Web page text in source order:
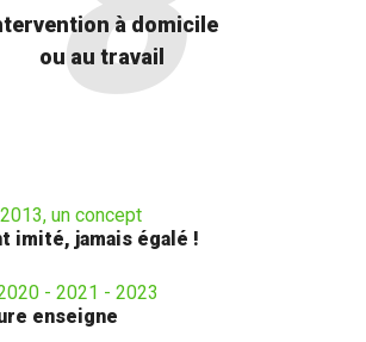
à domicile
ou au travail
un concept
imité, jamais égalé !
- 2021 - 2023
enseigne